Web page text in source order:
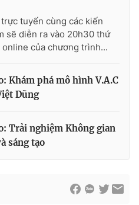
Việt Nam
báo điện tử số 483/GP-BTTTT
tuyến cùng các kiến
sẽ diễn ra vào 20h30 thứ
của chương trình...
Khám phá mô hình V.A.C
Dũng
Trải nghiệm Không gian
sáng tạo